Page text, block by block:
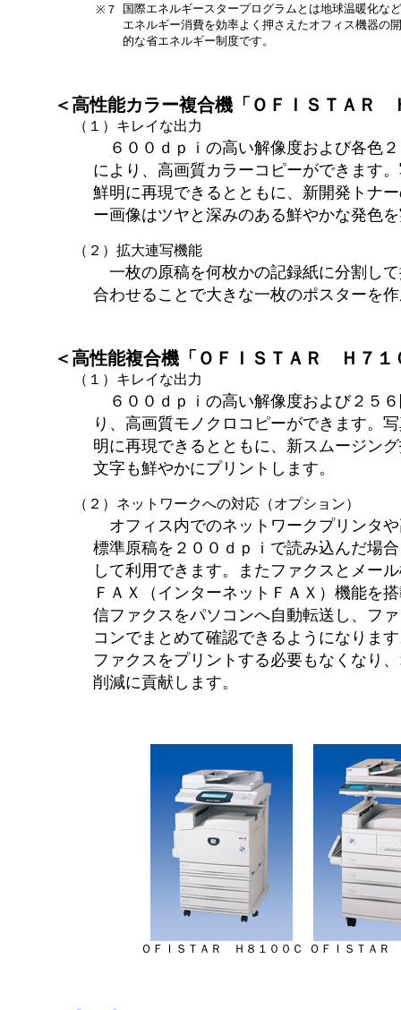
※７
国際エネルギースタープログラムとは地球温暖化な
エネルギー消費を効率よく押さえたオフィス機器の
的な省エネルギー制度です。
＜高性能カラー複合機「ＯＦＩＳＴＡＲ
（１）キレイな出力
６００ｄｐｉの高い解像度および各色
により、高画質カラーコピーができます
鮮明に再現できるとともに、新開発トナ
ー画像はツヤと深みのある鮮やかな発色
（２）拡大連写機能
一枚の原稿を何枚かの記録紙に分割し
合わせることで大きな一枚のポスターを
＜高性能複合機「ＯＦＩＳＴＡＲ Ｈ７１
（１）キレイな出力
６００ｄｐｉの高い解像度および２５
り、高画質モノクロコピーができます。
明に再現できるとともに、新スムージン
文字も鮮やかにプリントします。
（２）ネットワークへの対応（オプション）
オフィス内でのネットワークプリンタ
標準原稿を２００ｄｐｉで読み込んだ場
して利用できます。またファクスとメー
ＦＡＸ（インターネットＦＡＸ）機能を
信ファクスをパソコンへ自動転送し、フ
コンでまとめて確認できるようになりま
ファクスをプリントする必要もなくなり
削減に貢献します。
ＯＦＩＳＴＡＲ Ｈ８１００Ｃ ＯＦＩＳＴＡＲ